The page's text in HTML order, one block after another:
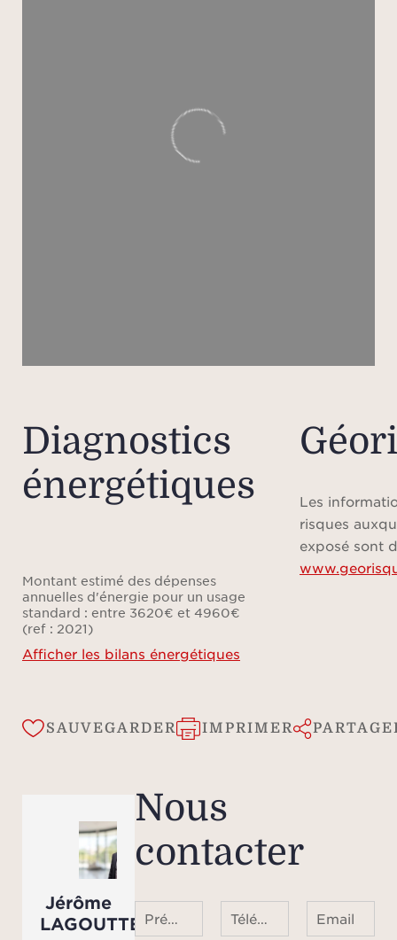
Diagnostics
énergétiques
Montant estimé des dépenses
annuelles d'énergie pour un usage
standard : entre 3620€ et 4960€
(ref : 2021)
Afficher les bilans énergétiques
Les
risques
exposé sont
SAUVEGARDER IMPRIMER
Jérôme
LAGOUTTE
Nous
contacter
Email